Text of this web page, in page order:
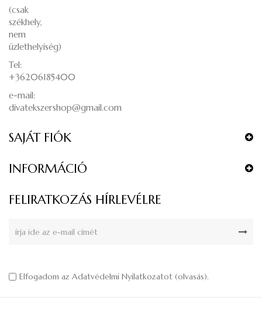
(csak
székhely,
nem
üzlethelyiség)
Tel:
+36206185400
e-mail:
divatekszershop@gmail.com
SAJÁT FIÓK
INFORMÁCIÓ
FELIRATKOZÁS HÍRLEVÉLRE
Elfogadom az Adatvédelmi Nyilatkozatot (olvasás).